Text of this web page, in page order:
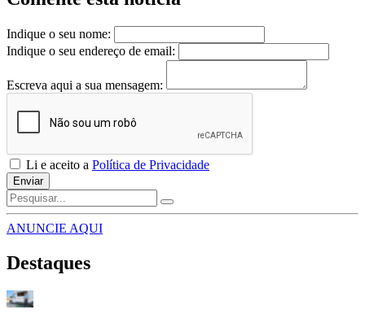
Indique o seu nome:
Indique o seu endereço de email:
Escreva aqui a sua mensagem:
Li e aceito a Política de Privacidade
Enviar
ANUNCIE AQUI
Destaques